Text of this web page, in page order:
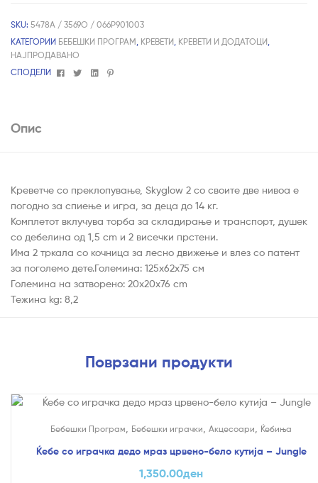
was:
5,690.00ден.
is:
3,990.00ден.
SKU: 5478A / 3569O / 066P901003
КАТЕГОРИИ БЕБЕШКИ ПРОГРАМ КРЕВЕТИ КРЕВЕТИ И ДОДАТОЦИ
НАЈПРОДАВАНО
СПОДЕЛИ
FacebookTwitterLinkedin
Pinterest
Опис
Креветче со преклопување, Skyglow 2 со своите две нивоа е
погодно за спиење и игра, за деца до 14 кг.
Комплетот вклучува торба за складирање и транспорт, душек
со дебелина од 1,5 cm и 2 висечки прстени.
Има 2 тркала со кочница за лесно движење и влез со патент
за поголемо дете.Големина: 125x62x75 см
Големина на затворено: 20x20x76 cm
Тежина kg: 8,2
Поврзани продукти
Бебешки Програм Бебешки играчки Акцесоари Ќебиња
Ќебе со играчка дедо мраз црвено-бело кутија – Jungle
1,350.00ден